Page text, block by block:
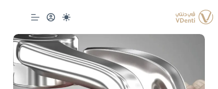
إلى
المحتوى